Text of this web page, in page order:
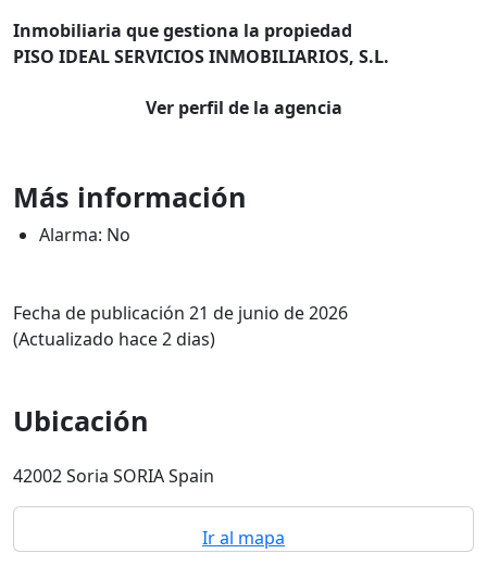
Inmobiliaria que gestiona la propiedad
PISO IDEAL SERVICIOS INMOBILIARIOS, S.L.
Ver perfil de la agencia
Más información
Alarma: No
Fecha de publicación 21 de junio de 2026
(Actualizado hace 2 dias)
Ubicación
42002 Soria SORIA Spain
Ir al mapa